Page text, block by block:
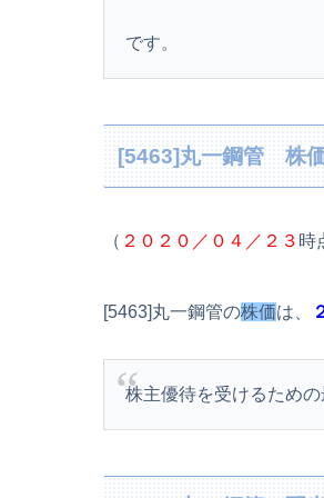
です。
[5463]丸一鋼管 株
（ ２０２０／０４／２３ 時
[5463]丸一鋼管の株価は、
株主優待を受けるため